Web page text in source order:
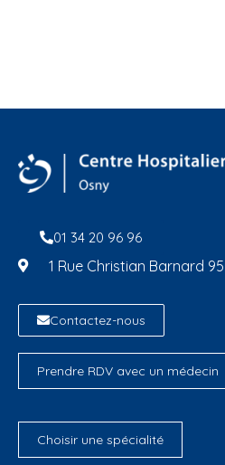
01 34 20 96 96
1 Rue Christian Barnard
Contactez-nous
Prendre RDV avec un médecin
Choisir une spécialité